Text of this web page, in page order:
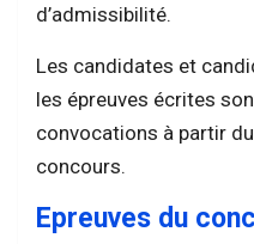
d’admissibilité.
Les candidates et
les épreuves écrites
convocations à partir
concours.
Epreuves du